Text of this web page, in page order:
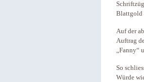
Blattgold
Auf der
Auftrag
„Fanny“
So
Würde